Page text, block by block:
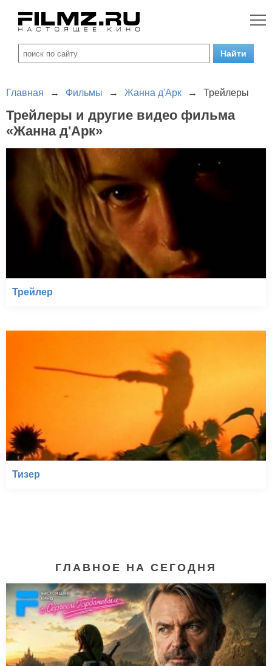
Главная → Фильмы → Жанна д'Арк → Трейлеры
Трейлеры и другие видео фильма
«Жанна д'Арк»
Трейлер
Тизер
ГЛАВНОЕ НА СЕГОДНЯ